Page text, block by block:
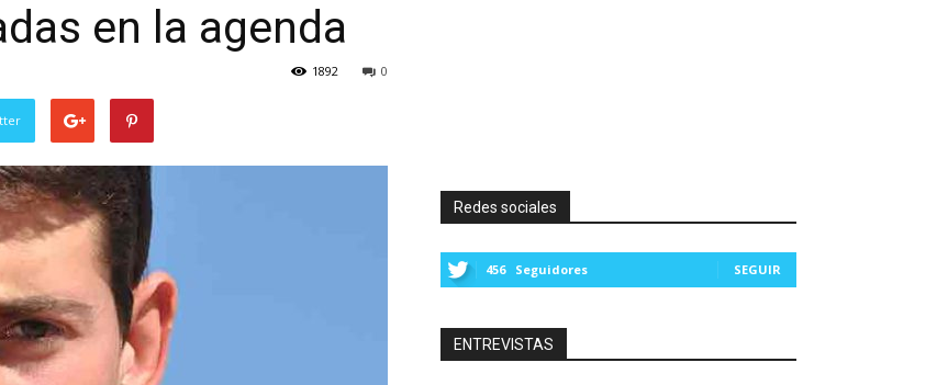
en la agenda
0
1892
Redes sociales
456 Seguidores SEGUIR
ENTREVISTAS